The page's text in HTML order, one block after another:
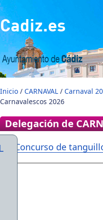
Pasar al contenido principal
Cadiz.es
Inicio / CARNAVAL / Carnaval
Carnavalescos 2026
Delegación de
Concurso de